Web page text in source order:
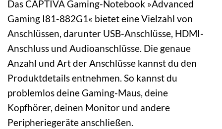
Das CAPTIVA Gaming-Notebook »Advanced
Gaming I81-882G1« bietet eine Vielzahl von
Anschlüssen, darunter USB-Anschlüsse, HDMI-
Anschluss und Audioanschlüsse. Die genaue
Anzahl und Art der Anschlüsse kannst du den
Produktdetails entnehmen. So kannst du
problemlos deine Gaming-Maus, deine
Kopfhörer, deinen Monitor und andere
Peripheriegeräte anschließen.